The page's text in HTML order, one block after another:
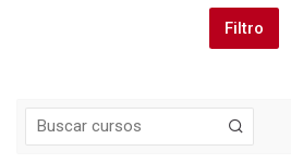
Bloques